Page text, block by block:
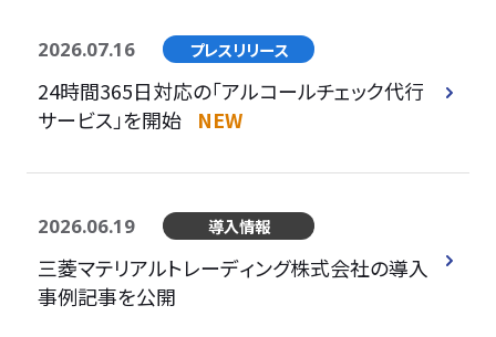
2026.07.16 プレスリリース
24時間365日対応の「アルコールチェック代行
サービス」を開始
NEW
2026.06.19 導入情報
三菱マテリアルトレーディング株式会社の導入
事例記事を公開